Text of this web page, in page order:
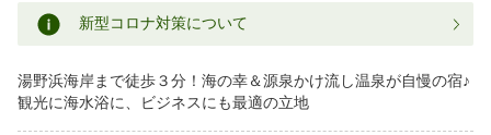
新型コロナ対策について
湯野浜海岸まで徒歩３分！海の幸＆源泉かけ流し温泉が自慢の宿♪
観光に海水浴に、ビジネスにも最適の立地